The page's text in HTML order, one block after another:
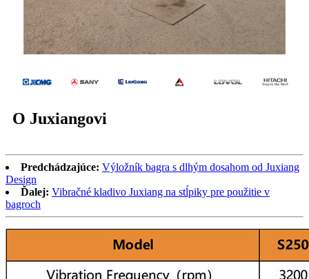
O Juxiangovi
Predchádzajúce: Výložník bagra s dlhým dosahom od Juxiang
Design
Ďalej: Vibračné kladivo Juxiang na stĺpiky pre použitie v
bagroch